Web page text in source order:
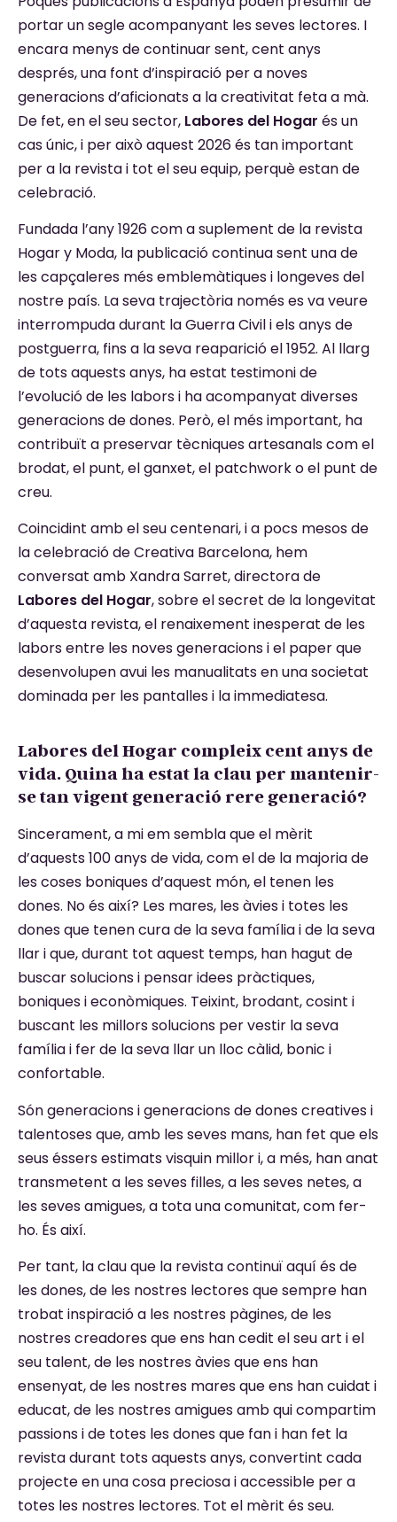
portar un segle acompanyant les seves lectores. I
encara menys de continuar sent, cent anys
després, una font d’inspiració per a noves
generacions d’aficionats a la creativitat feta a mà.
De fet, en el seu sector, Labores del Hogar és un
cas únic, i per això aquest 2026 és tan important
per a la revista i tot el seu equip, perquè estan de
celebració.
Fundada l’any 1926 com a suplement de la revista
Hogar y Moda, la publicació continua sent una de
les capçaleres més emblemàtiques i longeves del
nostre país. La seva trajectòria només es va veure
interrompuda durant la Guerra Civil i els anys de
postguerra, fins a la seva reaparició el 1952. Al llarg
de tots aquests anys, ha estat testimoni de
l’evolució de les labors i ha acompanyat diverses
generacions de dones. Però, el més important, ha
contribuït a preservar tècniques artesanals com el
brodat, el punt, el ganxet, el patchwork o el punt de
creu.
Coincidint amb el seu centenari, i a pocs mesos de
la celebració de Creativa Barcelona, hem
conversat amb Xandra Sarret, directora de
Labores del Hogar, sobre el secret de la longevitat
d’aquesta revista, el renaixement inesperat de les
labors entre les noves generacions i el paper que
desenvolupen avui les manualitats en una societat
dominada per les pantalles i la immediatesa.
Labores del Hogar compleix cent anys de
vida. Quina ha estat la clau per mantenir-
se tan vigent generació rere generació?
Sincerament, a mi em sembla que el mèrit
d’aquests 100 anys de vida, com el de la majoria de
les coses boniques d’aquest món, el tenen les
dones. No és així? Les mares, les àvies i totes les
dones que tenen cura de la seva família i de la seva
llar i que, durant tot aquest temps, han hagut de
buscar solucions i pensar idees pràctiques,
boniques i econòmiques. Teixint, brodant, cosint i
buscant les millors solucions per vestir la seva
família i fer de la seva llar un lloc càlid, bonic i
confortable.
Són generacions i generacions de dones creatives i
talentoses que, amb les seves mans, han fet que els
seus éssers estimats visquin millor i, a més, han anat
transmetent a les seves filles, a les seves netes, a
les seves amigues, a tota una comunitat, com fer-
ho. És així.
Per tant, la clau que la revista continuï aquí és de
les dones, de les nostres lectores que sempre han
trobat inspiració a les nostres pàgines, de les
nostres creadores que ens han cedit el seu art i el
seu talent, de les nostres àvies que ens han
ensenyat, de les nostres mares que ens han cuidat i
educat, de les nostres amigues amb qui compartim
passions i de totes les dones que fan i han fet la
revista durant tots aquests anys, convertint cada
projecte en una cosa preciosa i accessible per a
totes les nostres lectores. Tot el mèrit és seu.